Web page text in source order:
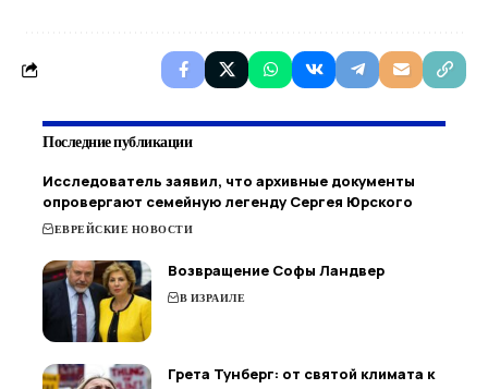
Последние публикации
Исследователь заявил, что архивные документы
опровергают семейную легенду Сергея Юрского
ЕВРЕЙСКИЕ НОВОСТИ
Возвращение Софы Ландвер
В ИЗРАИЛЕ
Грета Тунберг: от святой климата к